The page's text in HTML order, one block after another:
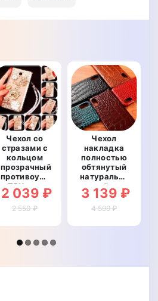
Чехол со
стразами с
кольцом
прозрачный
противоударный
TPU для
VIVO X50
Pro
2 039 ₽
2 550 ₽
Чехол
накладка
полностью
обтянутый
натуральной
кожей для
VIVO X50
Pro
ZENUS
3 139 ₽
4 599 ₽